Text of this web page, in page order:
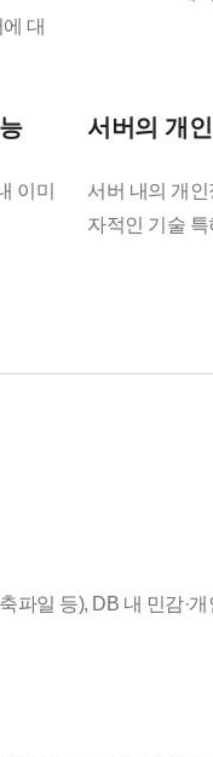
대
이미
서버의 개
서버 내의 개
자적인 기술 특
파일 등), DB 내 민감·